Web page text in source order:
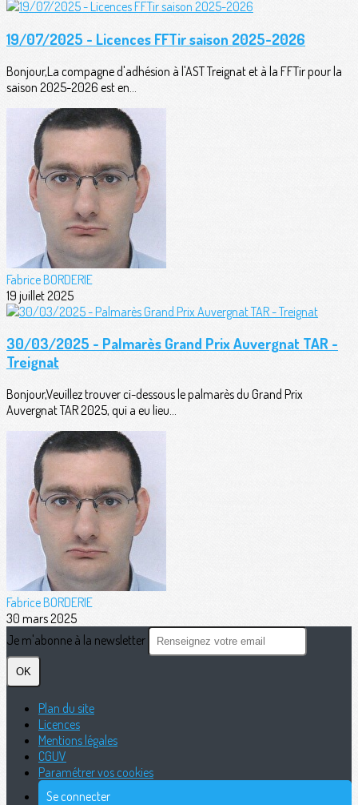
19/07/2025 - Licences FFTir saison 2025-2026
Bonjour,La compagne d'adhésion à l'AST Treignat et à la FFTir pour la
saison 2025-2026 est en...
Fabrice BORDERIE
19 juillet 2025
30/03/2025 - Palmarès Grand Prix Auvergnat TAR -
Treignat
Bonjour,Veuillez trouver ci-dessous le palmarès du Grand Prix
Auvergnat TAR 2025, qui a eu lieu...
Fabrice BORDERIE
30 mars 2025
Je m'abonne à la newsletter
OK
Plan du site
Licences
Mentions légales
CGUV
Paramétrer vos cookies
Se connecter